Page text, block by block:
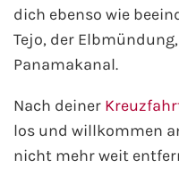
AIDA Nordamerika
AIDA Südostasien
AIDA Weltreisen
Alle AIDA Häfen
dich ebenso wie
Tejo, der
Panamakanal.
Nach deiner
los und willkommen
nicht mehr weit